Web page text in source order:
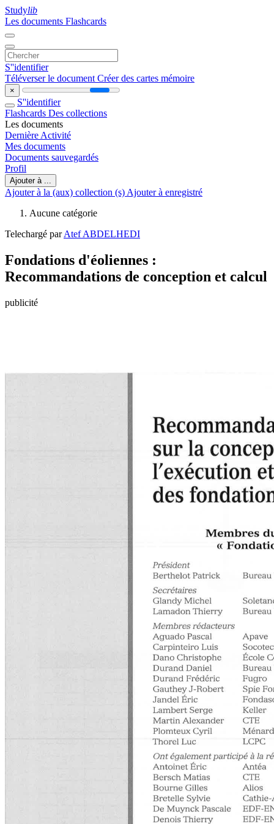
Studylib
Les documents Flashcards
S''identifier
Téléverser le document Créer des cartes mémoire
×
S''identifier
Flashcards Des collections
Les documents
Dernière Activité
Mes documents
Documents sauvegardés
Profil
Ajouter à ...
Ajouter à la (aux) collection (s) Ajouter à enregistré
Aucune catégorie
Telechargé parAtef ABDELHEDI
Fondations d'éoliennes :
Recommandations de conception et calcul
publicité